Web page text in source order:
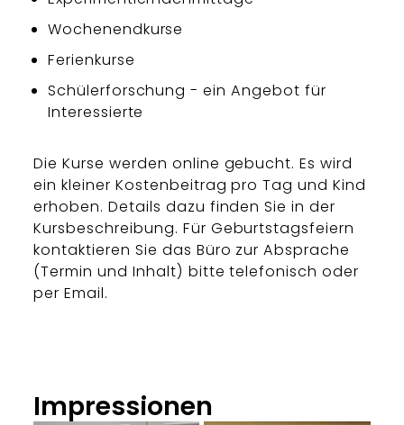
Wochenendkurse
Ferienkurse
Schülerforschung - ein Angebot für
Interessierte
Die Kurse werden online gebucht. Es wird
ein kleiner Kostenbeitrag pro Tag und Kind
erhoben. Details dazu finden Sie in der
Kursbeschreibung. Für Geburtstagsfeiern
kontaktieren Sie das Büro zur Absprache
(Termin und Inhalt) bitte telefonisch oder
per Email.
Impressionen